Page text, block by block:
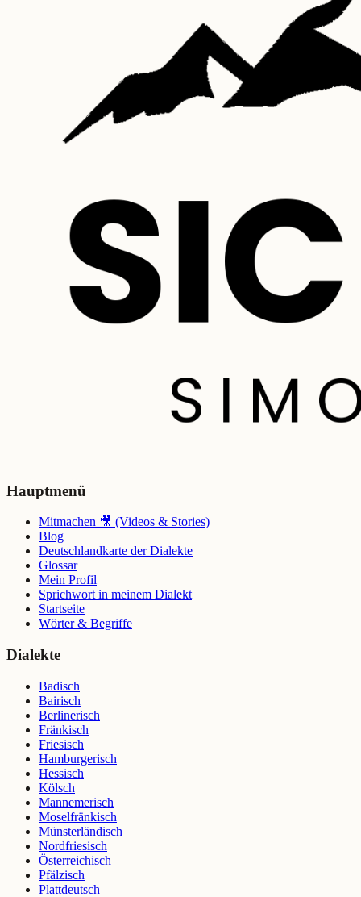
Hauptmenü
Mitmachen 🎥 (Videos & Stories)
Blog
Deutschlandkarte der Dialekte
Glossar
Mein Profil
Sprichwort in meinem Dialekt
Startseite
Wörter & Begriffe
Dialekte
Badisch
Bairisch
Berlinerisch
Fränkisch
Friesisch
Hamburgerisch
Hessisch
Kölsch
Mannemerisch
Moselfränkisch
Münsterländisch
Nordfriesisch
Österreichisch
Pfälzisch
Plattdeutsch